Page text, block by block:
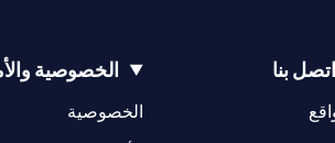
اتصل بنا
opens in a new tab
الخصوصية
الخصوصية tab